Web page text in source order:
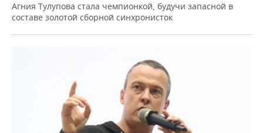
Агния Тулупова стала чемпионкой, будучи запасной в
составе золотой сборной синхронисток